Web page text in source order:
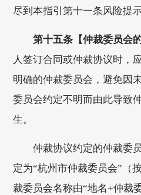
尽到本指引第十一条风险提
第十五条【仲裁委员会
人签订合同或仲裁协议时，
明确的仲裁委员会，避免因
委员会约定不明而由此导致
生。
仲裁协议约定的仲裁委
定为“杭州市仲裁委员会”（
裁委员会名称由“地名+仲裁